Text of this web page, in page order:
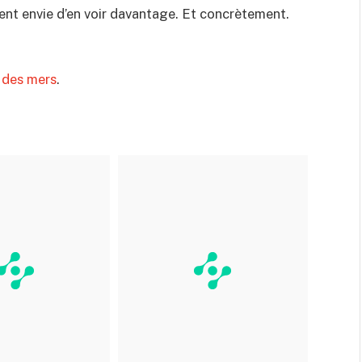
envie d’en voir davantage. Et concrètement.
mers.